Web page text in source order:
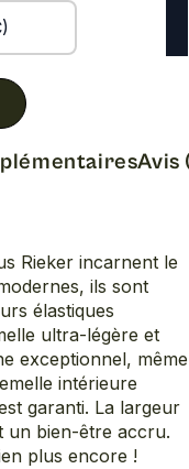
Avis
Rieker incarnent le
ils sont
élastiques
ultra-légère et
exceptionnel, même
intérieure
garanti. La largeur
un bien-être accru.
plus encore !